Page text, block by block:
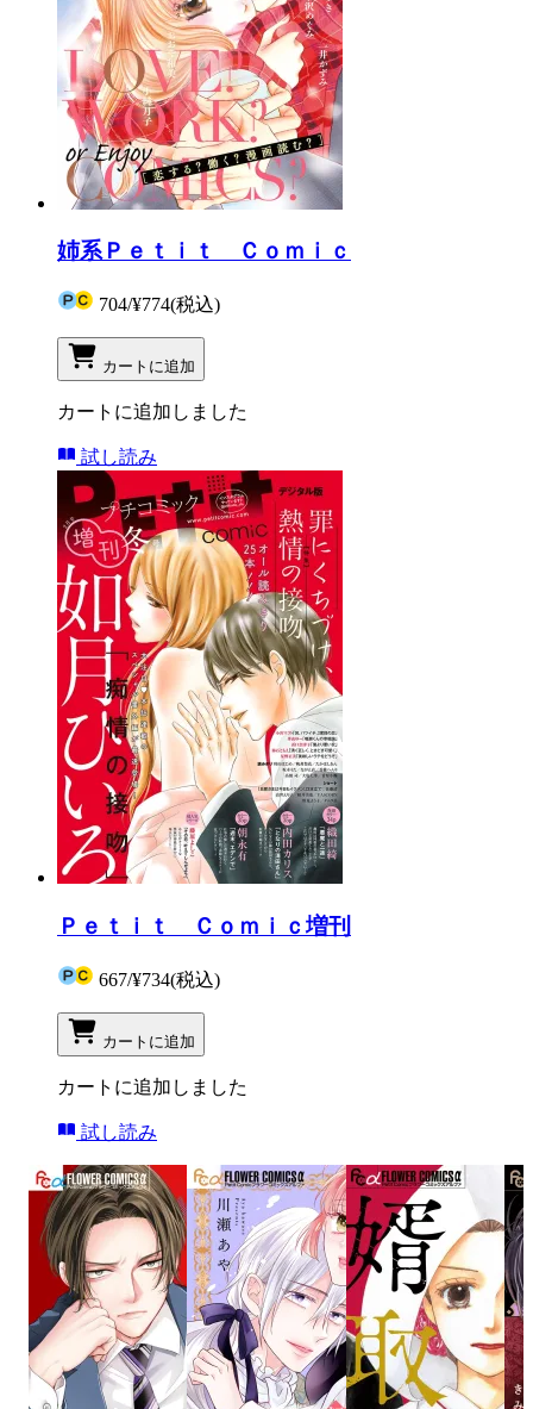
姉系Ｐｅｔｉｔ Ｃｏｍｉｃ
704/¥774(税込)
カートに追加
カートに追加しました
試し読み
Ｐｅｔｉｔ Ｃｏｍｉｃ増刊
667/¥734(税込)
カートに追加
カートに追加しました
試し読み